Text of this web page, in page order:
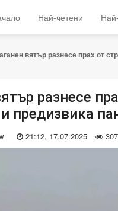
Най-четени
вятър разнесе прах от
разнесе
предизвика
21:12, 17.07.2025